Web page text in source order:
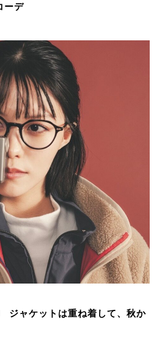
ーデ
ャケットは重ね着して、秋か